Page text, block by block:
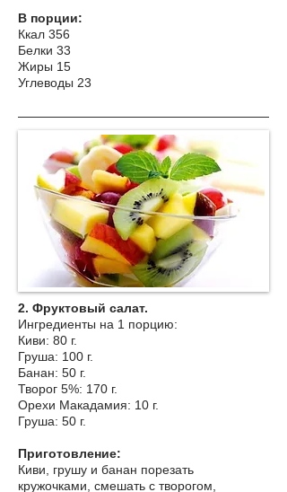
В порции:
Ккал 356
Белки 33
Жиры 15
Углеводы 23
2. Фруктовый салат.
Ингредиенты на 1 порцию:
Киви: 80 г.
Груша: 100 г.
Банан: 50 г.
Творог 5%: 170 г.
Орехи Макадамия: 10 г.
Груша: 50 г.
Приготовление:
Киви, грушу и банан порезать
кружочками, смешать с творогом,